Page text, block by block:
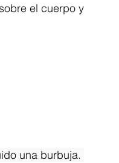
el cuerpo y
una burbuja.